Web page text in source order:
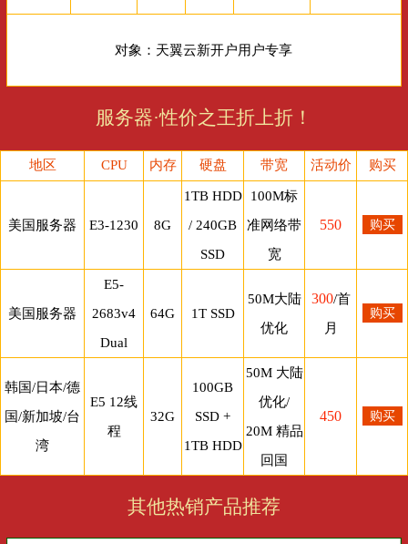
对象：天翼云新开户用户专享
服务器·性价之王折上折！
地区 CPU 内存 硬盘 带宽 活动价 购买
美国服务器 E3-1230 8G
1TB HDD
/ 240GB
SSD
100M标
准网络带
宽
550 购买
美国服务器
E5-
2683v4
Dual
64G 1T SSD
50M大陆
优化
300/首
月
购买
韩国/日本/德
国/新加坡/台
湾
E5 12线
程
32G
100GB
SSD +
1TB HDD
50M 大陆
优化/
20M 精品
回国
450 购买
其他热销产品推荐